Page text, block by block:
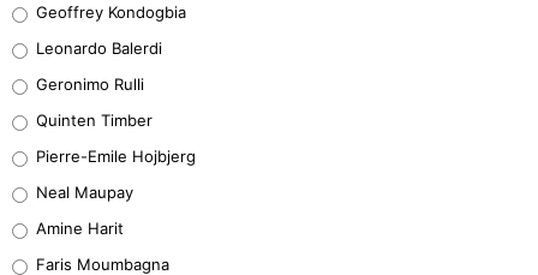
38%
32%
5%
1%
Geoffrey Kondogbia
Leonardo Balerdi
Geronimo Rulli
Quinten Timber
Pierre-Emile Hojbjerg
Neal Maupay
Amine Harit
Faris Moumbagna